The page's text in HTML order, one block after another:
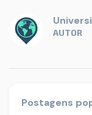
AUTOR
Postagens